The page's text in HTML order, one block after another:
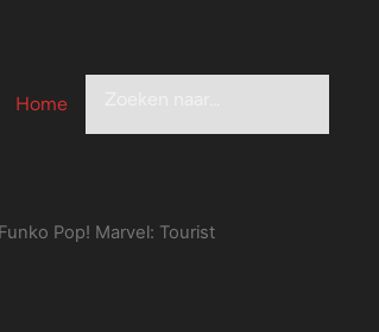
Home
Pop! Marvel: Tourist